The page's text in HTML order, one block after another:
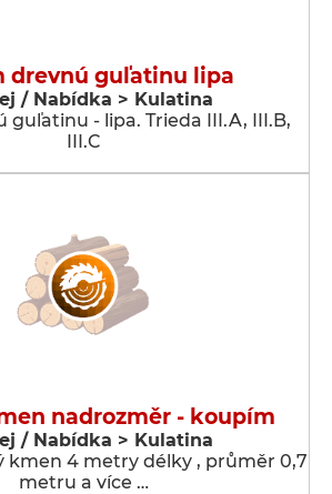
drevnú guľatinu lipa
/ Nabídka > Kulatina
guľatinu - lipa. Trieda III.A, III.B,
III.C
nadrozměr - koupím
/ Nabídka > Kulatina
kmen 4 metry délky , průměr 0,7
metru a více …